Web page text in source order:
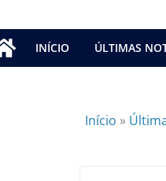
INÍCIO ÚLTIMAS
Início »